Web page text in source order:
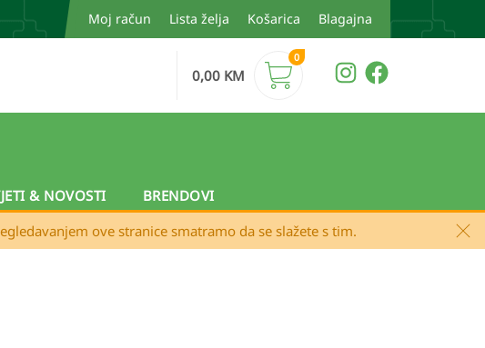
Moj račun Lista želja Košarica Blagajna
0,00 KM
0
& NOVOSTI
BRENDOVI
ove stranice smatramo da se slažete s tim.